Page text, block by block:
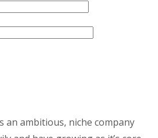
an ambitious, niche company